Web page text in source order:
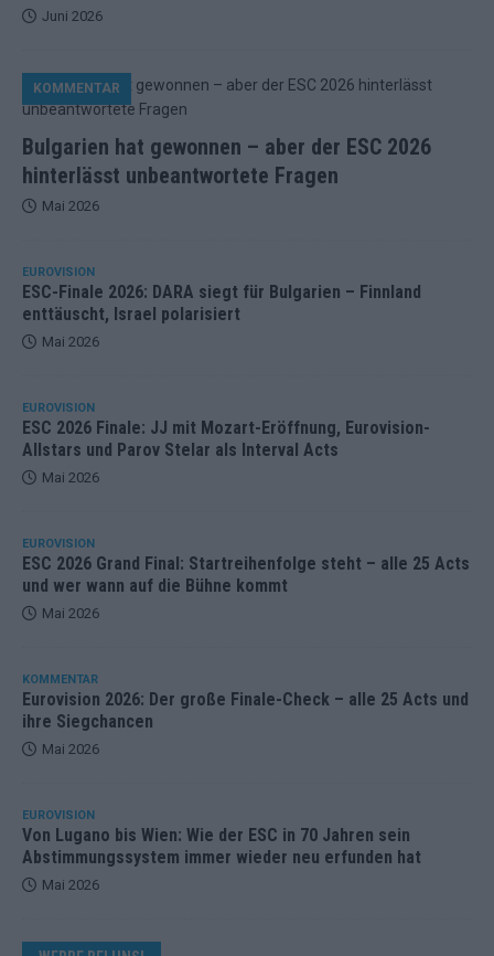
Juni 2026
Bulgarien hat gewonnen – aber der ESC 2026
hinterlässt unbeantwortete Fragen
KOMMENTAR
Mai 2026
EUROVISION
ESC-Finale 2026: DARA siegt für Bulgarien – Finnland
enttäuscht, Israel polarisiert
Mai 2026
EUROVISION
ESC 2026 Finale: JJ mit Mozart-Eröffnung, Eurovision-
Allstars und Parov Stelar als Interval Acts
Mai 2026
EUROVISION
ESC 2026 Grand Final: Startreihenfolge steht – alle 25 Acts
und wer wann auf die Bühne kommt
Mai 2026
KOMMENTAR
Eurovision 2026: Der große Finale-Check – alle 25 Acts und
ihre Siegchancen
Mai 2026
EUROVISION
Von Lugano bis Wien: Wie der ESC in 70 Jahren sein
Abstimmungssystem immer wieder neu erfunden hat
Mai 2026